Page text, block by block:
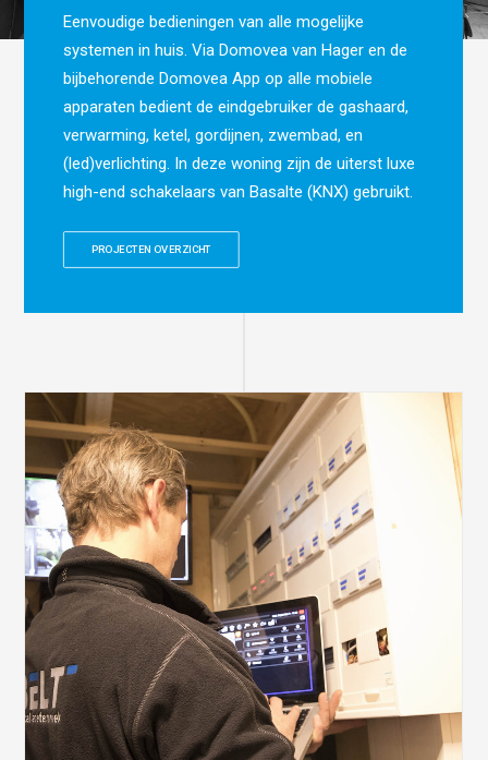
Eenvoudige bedieningen van alle mogelijke
systemen in huis. Via Domovea van Hager en de
bijbehorende Domovea App op alle mobiele
apparaten bedient de eindgebruiker de gashaard,
verwarming, ketel, gordijnen, zwembad, en
(led)verlichting. In deze woning zijn de uiterst luxe
high-end schakelaars van Basalte (KNX) gebruikt.
PROJECTEN OVERZICHT